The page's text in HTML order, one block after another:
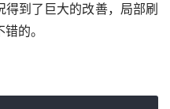
到了巨大的改善，局部刷
的。